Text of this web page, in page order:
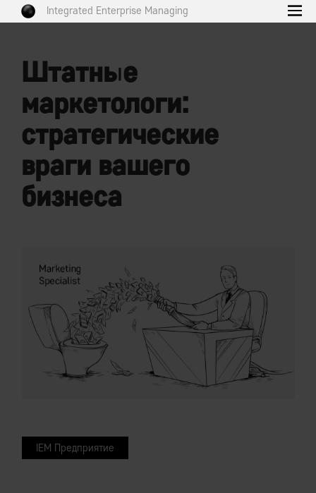
Integrated Enterprise Managing
Штатные
маркетологи:
стратегические
враги вашего
бизнеса
IEM Предприятие